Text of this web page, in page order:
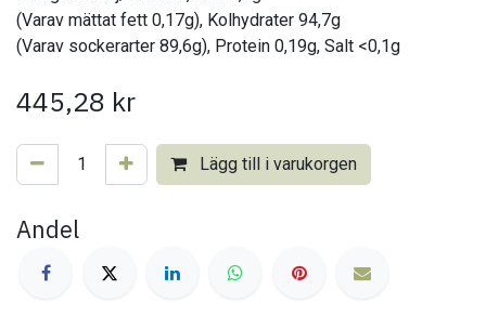
(Varav mättat fett 0,17g), Kolhydrater 94,7g
(Varav sockerarter 89,6g), Protein 0,19g, Salt <0,1g
445,28 kr
Lägg till i varukorgen
Andel